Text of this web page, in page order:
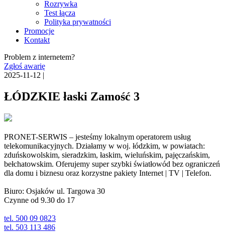
Rozrywka
Test łącza
Polityka prywatności
Promocje
Kontakt
Problem z internetem?
Zgłoś awarię
2025-11-12 |
ŁÓDZKIE łaski Zamość 3
PRONET-SERWIS – jesteśmy lokalnym operatorem usług
telekomunikacyjnych. Działamy w woj. łódzkim, w powiatach:
zduńskowolskim, sieradzkim, łaskim, wieluńskim, pajęczańskim,
bełchatowskim. Oferujemy super szybki światłowód bez ograniczeń
dla domu i biznesu oraz korzystne pakiety Internet | TV | Telefon.
Biuro: Osjaków ul. Targowa 30
Czynne od 9.30 do 17
tel. 500 09 0823
tel. 503 113 486